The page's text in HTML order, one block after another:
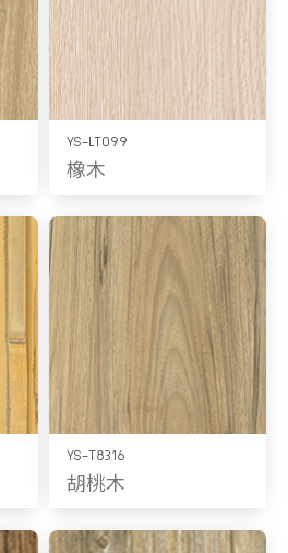
YS-LT099
橡木
YS-T8316
胡桃木